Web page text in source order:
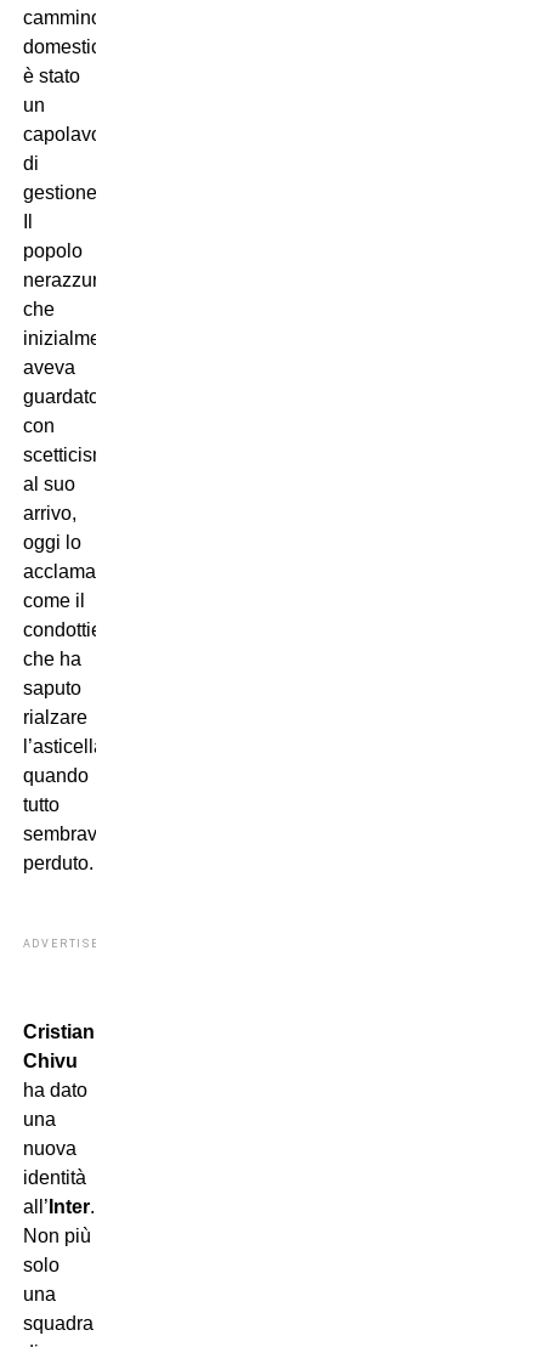
cammino
domestico
è stato
un
capolavoro
di
gestione.
popolo
nerazzurro,
che
inizialmente
aveva
guardato
con
scetticismo
al suo
arrivo,
oggi lo
acclama
come il
condottiero
che ha
saputo
rialzare
l’asticella
quando
tutto
sembrava
perduto.
ADVERTISEMENT
Cristian
Chivu
ha dato
una
nuova
identità
all’ Inter.
Non più
solo
una
squadra